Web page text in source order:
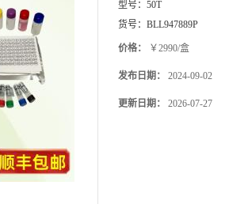
型号： 50T
货号： BLL947889P
价格： ￥2990/盒
发布日期： 2024-09-02
更新日期： 2026-07-27